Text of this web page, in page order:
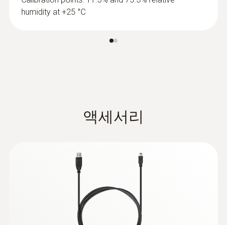
humidity at +25 °C
액세서리